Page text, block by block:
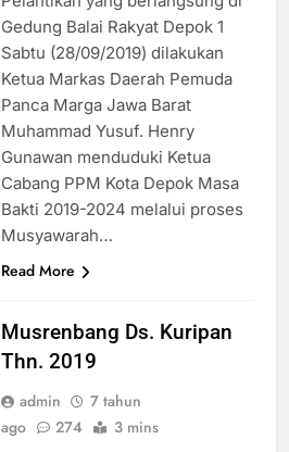
Gedung Balai Rakyat Depok 1
Sabtu (28/09/2019) dilakukan
Ketua Markas Daerah Pemuda
Panca Marga Jawa Barat
Muhammad Yusuf. Henry
Gunawan menduduki Ketua
Cabang PPM Kota Depok Masa
Bakti 2019-2024 melalui proses
Musyawarah…
Read More
Musrenbang Ds. Kuripan
Thn. 2019
admin
7 tahun
ago
274 3 mins